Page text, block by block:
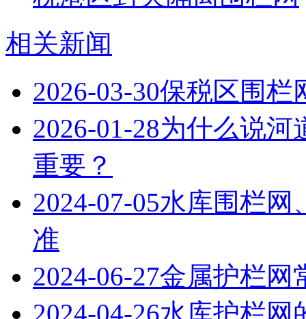
相关新闻
2026-03-30保税区围栏
2026-01-28为什么说河
重要？
2024-07-05水库围栏网
准
2024-06-27金属护栏网